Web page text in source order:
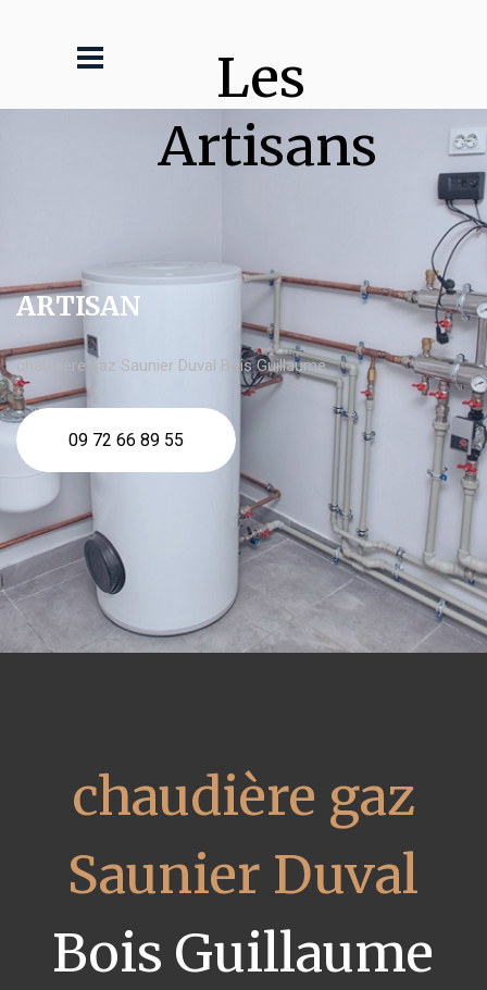
Les
Artisans
ARTISAN
chaudière gaz Saunier Duval Bois Guillaume
09 72 66 89 55
chaudière gaz
Saunier Duval
Bois Guillaume